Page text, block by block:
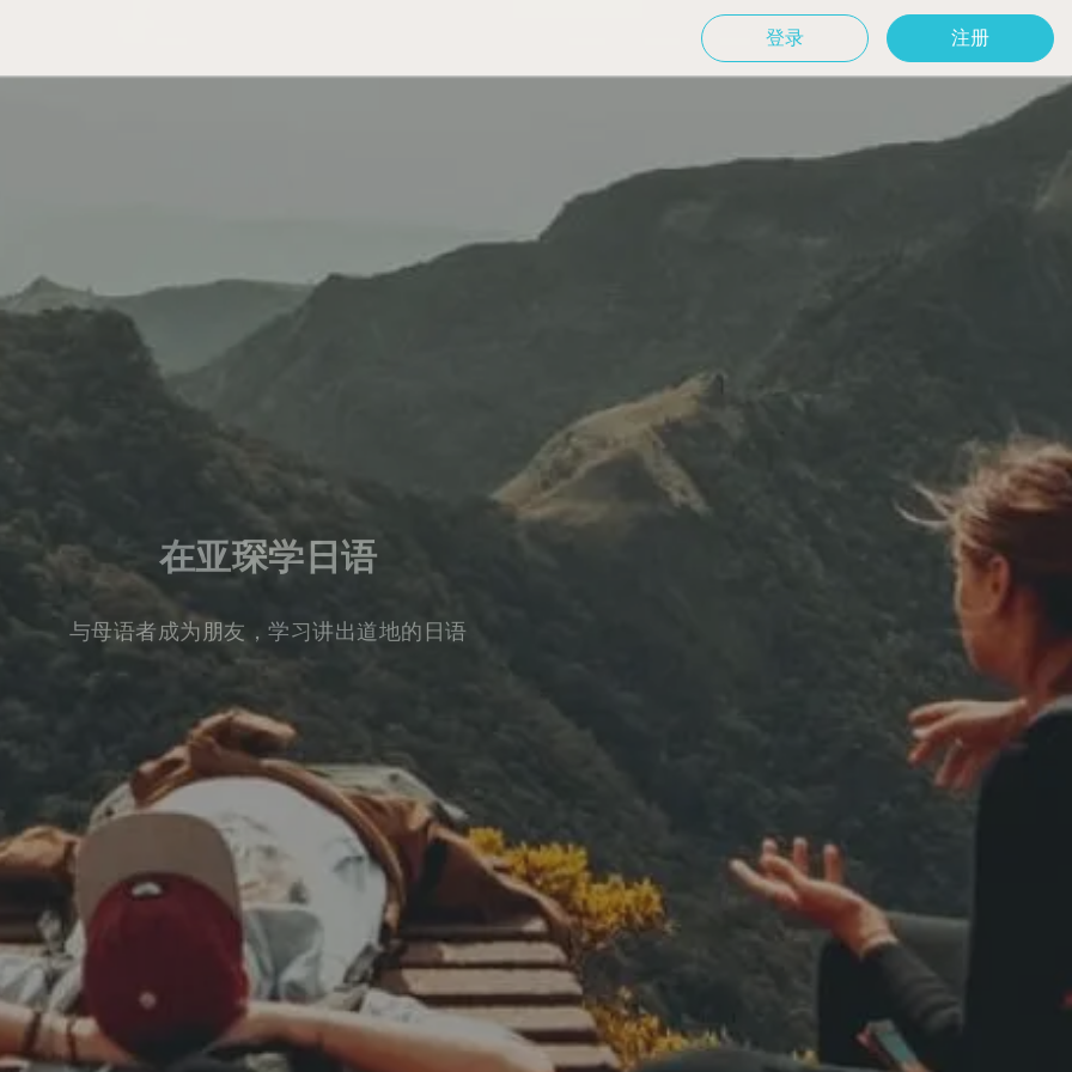
登录 注册
在亚琛学日语
与母语者成为朋友，学习讲出道地的日语